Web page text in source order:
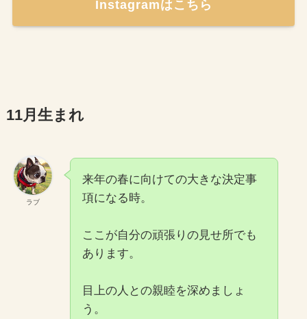
Instagramはこちら
11月生まれ
ラブ
来年の春に向けての大きな決定事
項になる時。
ここが自分の頑張りの見せ所でも
あります。
目上の人との親睦を深めましょ
う。